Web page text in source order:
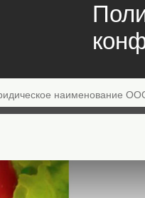
наименование